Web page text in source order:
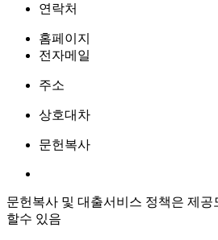
연락처
홈페이지
전자메일
주소
상호대차
문헌복사
문헌복사 및 대출서비스 정책은 제공
할수 있음